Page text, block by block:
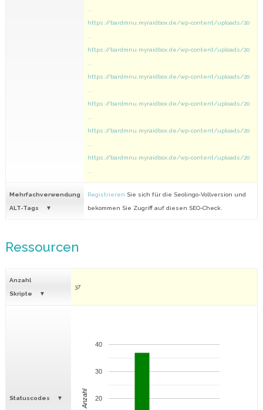
https://bardmnu.myraidbox.de/wp-content/uploads/20
https://bardmnu.myraidbox.de/wp-content/uploads/20
https://bardmnu.myraidbox.de/wp-content/uploads/20
https://bardmnu.myraidbox.de/wp-content/uploads/20
https://bardmnu.myraidbox.de/wp-content/uploads/20
https://bardmnu.myraidbox.de/wp-content/uploads/20
Mehrfachverwendung
ALT-Tags
Registrieren Sie sich für die Seolingo-Vollversion und
bekommen Sie Zugriff auf diesen SEO-Check.
Ressourcen
Anzahl
Skripte
37
Statuscodes 20
30
40
Anzahl